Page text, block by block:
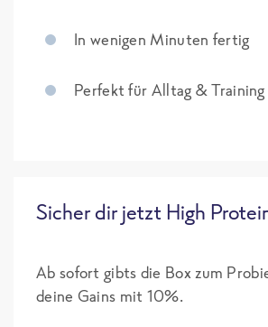
In wenigen Minuten fertig
Perfekt für Alltag & Training
Sicher dir jetzt High
Ab sofort gibts die Box zum
deine Gains mit 10%.